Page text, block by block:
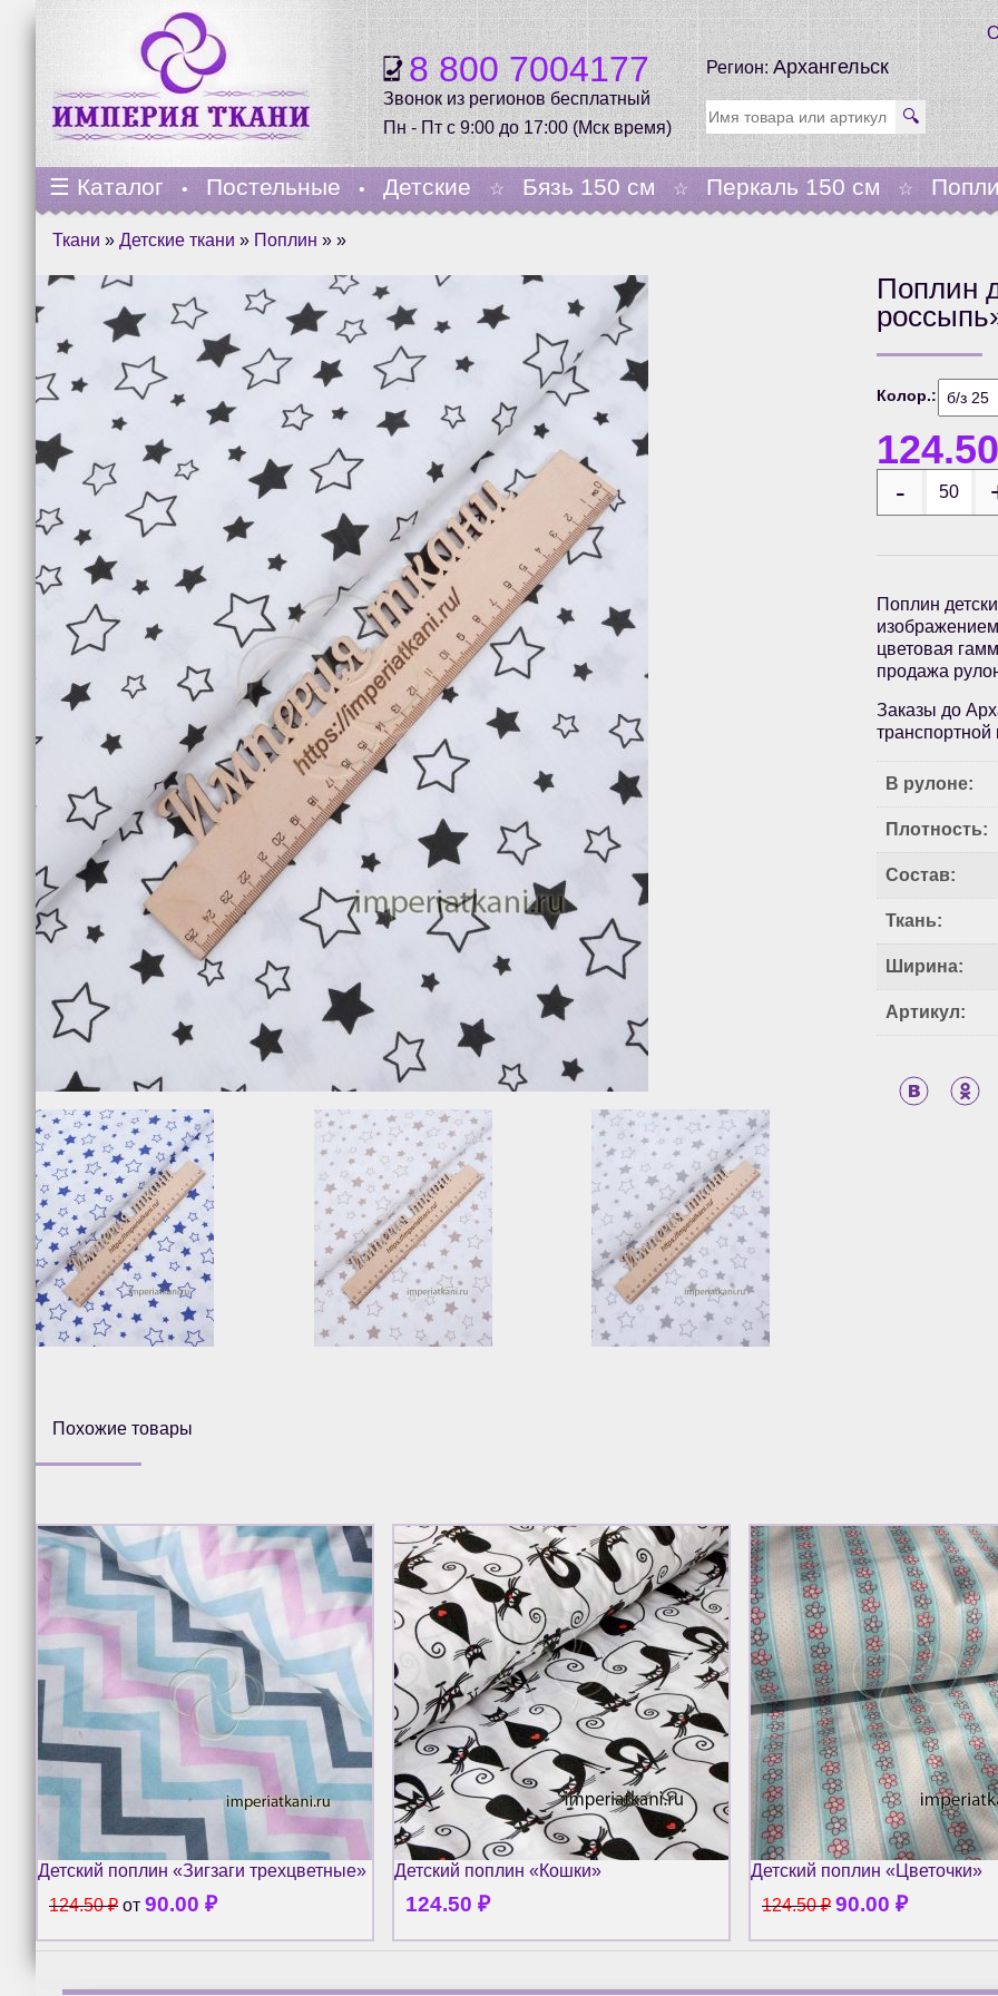
8 800 7004177
Звонок из регионов бесплатный
Пн - Пт с 9:00 до 17:00 (Мск время)
Регион:Архангельск
🔍
☰ Каталог • Постельные • Детские ☆ Бязь 150 см ☆ Перкаль 150 см ☆
Ткани » Детские ткани » Поплин » »
Поплин
Колор.:
Поплин
цветовая
продажа
Заказы до
В рулоне:
Плотность:
Состав:
Ткань:
Ширина:
Артикул:
Похожие товары
Детский поплин «Зигзаги трехцветные»
124.50₽ от 90.00 ₽
Детский поплин «Кошки»
124.50 ₽
Детский поплин «Цветочки»
124.50₽ 90.00 ₽